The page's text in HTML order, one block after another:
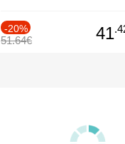
-20%
51.64€ 41